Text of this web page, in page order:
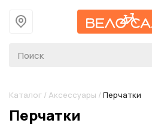
На
Каталог / Аксессуары / Перчатки
Разделы каталога
Перчатки